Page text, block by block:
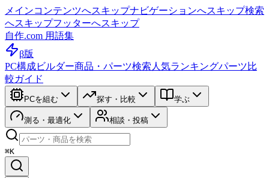
メインコンテンツへスキップナビゲーションへスキップ検索
へスキップフッターへスキップ
自作.com 用語集
β版
PC構成ビルダー商品・パーツ検索 人気ランキングパーツ比
較ガイド
PCを組む 探す・比較 学ぶ
測る・最適化 相談・投稿
⌘K